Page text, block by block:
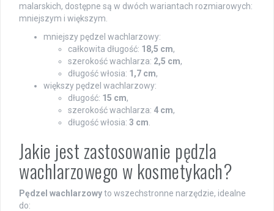
malarskich, dostępne są w dwóch wariantach rozmiarowych:
mniejszym i większym.
mniejszy pędzel wachlarzowy:
całkowita długość: 18,5 cm,
szerokość wachlarza: 2,5 cm,
długość włosia: 1,7 cm,
większy pędzel wachlarzowy:
długość: 15 cm,
szerokość wachlarza: 4 cm,
długość włosia: 3 cm
Jakie jest zastosowanie pędzla
wachlarzowego w kosmetykach?
Pędzel wachlarzowyto wszechstronne narzędzie, idealne
do: